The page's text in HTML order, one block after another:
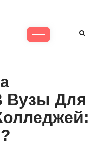
Вузы Для